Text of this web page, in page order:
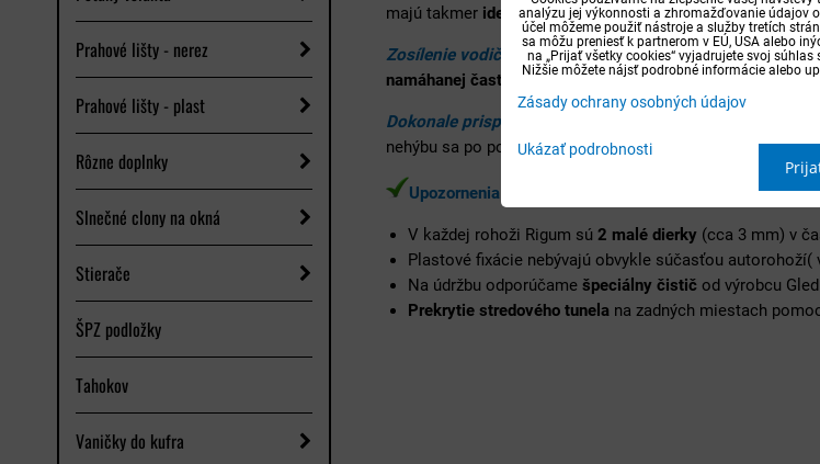
Prahové lišty - nerez
Prahové lišty - plast
Rôzne doplnky
Slnečné clony na okná
Stierače
ŠPZ podložky
Tahokov
Vaničky do kufra
majú takmer identický dizajnako výrobca Frogum alebo
Zosílenie vodičovej rohože- u šoférovej rohože má
namáhanej časti
pod nohami šoféra.
Dokonale prispôsobené tvaru podlahy
- autorohože
nehýbu sa po podlahe. V kobercoch bývajú buď otvory na
Upozornenia a rady k autorohožiam Rigum
V každej rohoži Rigum sú 2 malé dierky (cca 3 mm) v
Plastové fixácie nebývajú obvykle súčasťou
Na údržbu odporúčame špeciálny čistič od výrobcu
Prekrytie stredového tunela na zadných miestach
analýzu jej výkonnosti a zhromažďovanie údajov
účel môžeme použiť nástroje a služby tretích
sa môžu preniesť k partnerom v EÚ, USA alebo
na „Prijať všetky cookies“ vyjadrujete svoj
Nižšie môžete nájsť podrobné informácie alebo
Zásady ochrany osobných údajov
Ukázať podrobnosti